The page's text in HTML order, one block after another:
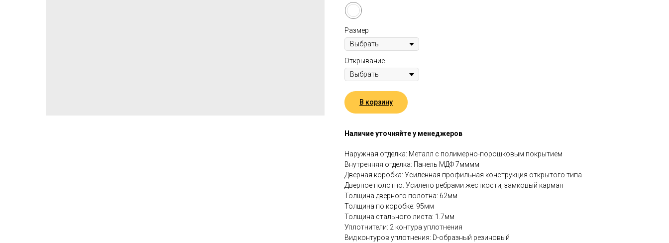
Размер
Открывание
В корзину
Наличие уточняйте у менеджеров
Наружная отделка: Металл с полимерно-порошковым покрытием
Внутренняя отделка: Панель МДФ 7мммм
Дверная коробка: Усиленная профильная конструкция открытого типа
Дверное полотно: Усилено ребрами жесткости, замковый карман
Толщина дверного полотна: 62мм
Толщина по коробке: 95мм
Толщина стального листа: 1.7мм
Уплотнители: 2 контура уплотнения
Вид контуров уплотнения: D-образный резиновый